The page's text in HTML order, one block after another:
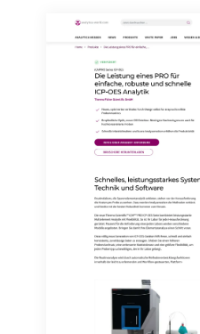
widerrufen. Zudem ist in jeder
Abbestellung des